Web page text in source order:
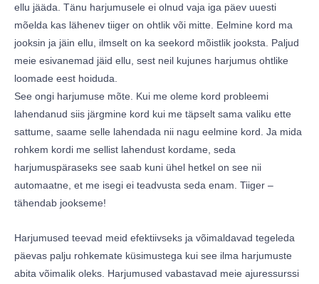
ellu jääda. Tänu harjumusele ei olnud vaja iga päev uuesti
mõelda kas lähenev tiiger on ohtlik või mitte. Eelmine kord ma
jooksin ja jäin ellu, ilmselt on ka seekord mõistlik jooksta. Paljud
meie esivanemad jäid ellu, sest neil kujunes harjumus ohtlike
loomade eest hoiduda.
See ongi harjumuse mõte. Kui me oleme kord probleemi
lahendanud siis järgmine kord kui me täpselt sama valiku ette
sattume, saame selle lahendada nii nagu eelmine kord. Ja mida
rohkem kordi me sellist lahendust kordame, seda
harjumuspäraseks see saab kuni ühel hetkel on see nii
automaatne, et me isegi ei teadvusta seda enam. Tiiger –
tähendab jookseme!
Harjumused teevad meid efektiivseks ja võimaldavad tegeleda
päevas palju rohkemate küsimustega kui see ilma harjumuste
abita võimalik oleks. Harjumused vabastavad meie ajuressurssi